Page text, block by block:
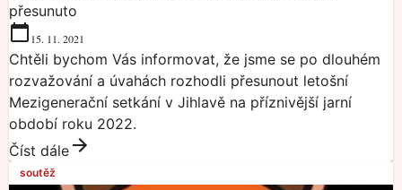
přesunuto
15. 11. 2021
Chtěli bychom Vás informovat, že jsme se po dlouhém
rozvažování a úvahách rozhodli přesunout letošní
Mezigenerační setkání v Jihlavě na příznivější jarní
období roku 2022.
Číst dále
soutěž